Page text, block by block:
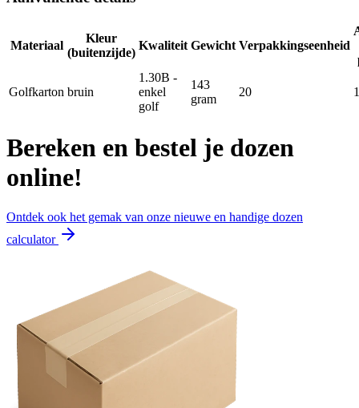
Materiaal
Kleur
(buitenzijde)
Kwaliteit Gewicht Verpakkingseenheid
Golfkarton bruin
1.30B -
enkel
golf
143
gram
20
Bereken en bestel je dozen
online!
Ontdek ook het gemak van onze nieuwe en handige dozen
calculator